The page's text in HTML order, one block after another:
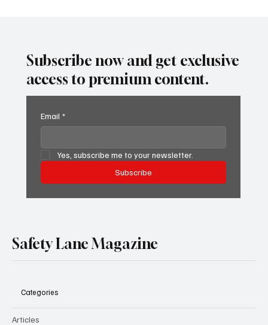
Subscribe now and get exclusive
access to premium content.
Email *
Yes, subscribe me to your newsletter.
Subscribe
Safety Lane Magazine
Categories
Articles